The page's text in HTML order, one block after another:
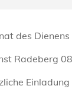
des Dienens
Radeberg